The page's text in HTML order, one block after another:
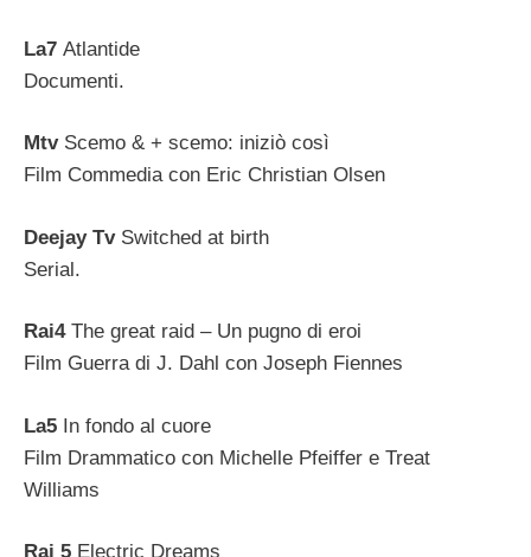
La7 Atlantide
Documenti.
MtvScemo & + scemo: iniziò così
Film Commedia con Eric Christian Olsen
Deejay Tv Switched at birth
Serial.
Rai4The great raid – Un pugno di eroi
Film Guerra di J. Dahl con Joseph Fiennes
La5 In fondo al cuore
Film Drammatico con Michelle Pfeiffer e Treat
Williams
Rai 5 Electric Dreams